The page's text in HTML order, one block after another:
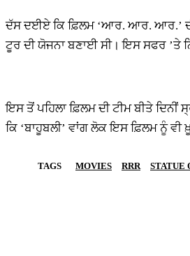
ਦੱਸ ਦਈਏ ਕਿ ਫ਼ਿਲਮ ‘ਆਰ. ਆਰ. ਆਰ.’
ਟੂਰ ਦੀ ਯੋਜਨਾ ਬਣਾਈ ਸੀ। ਇਸ ਸਫਰ ’ਤੇ
ਇਸ ਤੋਂ ਪਹਿਲਾ ਫ਼ਿਲਮ ਦੀ ਟੀਮ ਬੀਤੇ
ਕਿ ‘ਬਾਹੂਬਲੀ’ ਵਾਂਗ ਲੋਕ ਇਸ ਫ਼ਿਲਮ ਨੂੰ
TAGS MOVIES RRR STATUE